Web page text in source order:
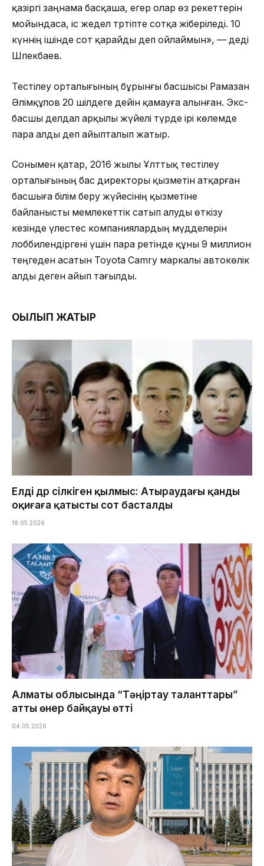
қазіргі заңнама басқаша, егер олар өз әрекеттерін
мойындаса, іс жедел тәртіпте сотқа жіберіледі. 10
күннің ішінде сот қарайды деп ойлаймын», — деді
Шпекбаев.
Тестілеу орталығының бұрынғы басшысы Рамазан
Әлімқұлов 20 шілдеге дейін қамауға алынған. Экс-
басшы делдал арқылы жүйелі түрде ірі көлемде
пара алды деп айыпталып жатыр.
Сонымен қатар, 2016 жылы Ұлттық тестілеу
орталығының бас директоры қызметін атқарған
басшыға білім беру жүйесінің қызметіне
байланысты мемлекеттік сатып алуды өткізу
кезінде үлестес компаниялардың мүдделерін
лоббилендіргені үшін пара ретінде құны 9 миллион
теңгеден асатын Toyota Camry маркалы автокөлік
алды деген айып тағылды.
ОҚЫЛЫП ЖАТЫР
Елді дүр сілкіген қылмыс: Атыраудағы қанды
оқиғаға қатысты сот басталды
18.05.2026
Алматы облысында “Тәңіртау таланттары”
атты өнер байқауы өтті
04.05.2026